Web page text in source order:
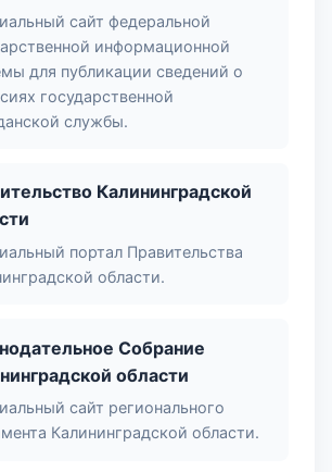
сайт федеральной
информационной
для публикации сведений о
государственной
службы.
Калининградской
портал Правительства
области.
Собрание
области
сайт регионального
Калининградской области.